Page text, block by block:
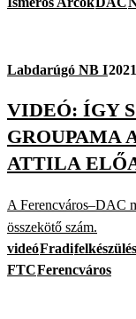
Labdarúgó NB I
VIDEÓ: ÍGY
GROUPAMA
ATTILA
A Ferencváros–DAC
összekötő szám.
videóFradifelkészülés
FTCFerencváros